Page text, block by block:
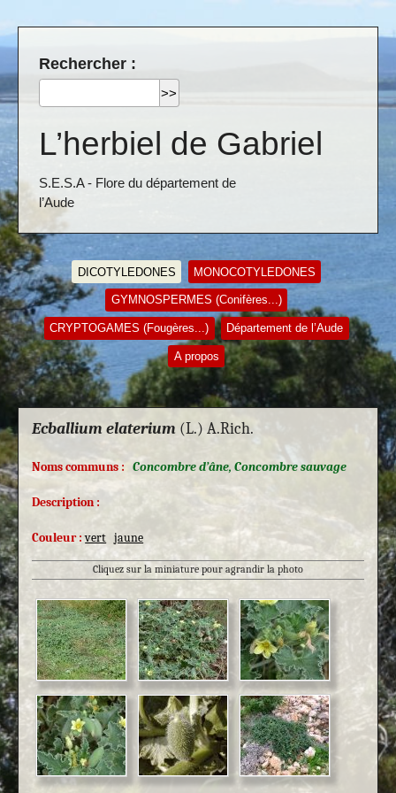
Rechercher :
L’herbiel de Gabriel
S.E.S.A - Flore du département de
l’Aude
DICOTYLEDONES MONOCOTYLEDONES
GYMNOSPERMES (Conifères...)
CRYPTOGAMES (Fougères...) Département de l’Aude
A propos
Ecballium elaterium (L.) A.Rich.
Noms communs : Concombre d’âne, Concombre sauvage
Description :
Couleur :vert jaune
Cliquez sur la miniature pour agrandir la photo